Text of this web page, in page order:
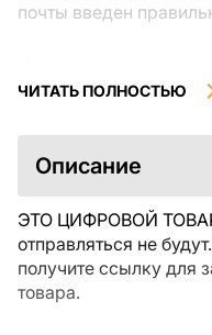
почты введен
загрузки, не
ознакомиться с
интересующие Вас
свяжитесь с
ЧИТАТЬ ПОЛНОСТЬЮ
Описание
ЭТО ЦИФРОВОЙ ТОВАР
отправляться не
получите ссылку для
товара.